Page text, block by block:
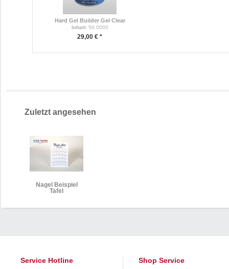
Hard Gel Builder Gel Clear
Inhalt:56.0000
29,00 € *
Zuletzt angesehen
Nagel Beispiel
Tafel
Service Hotline Shop Service